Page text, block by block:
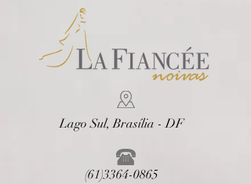
Lago Sul, Brasília - DF
(61)3364-0865